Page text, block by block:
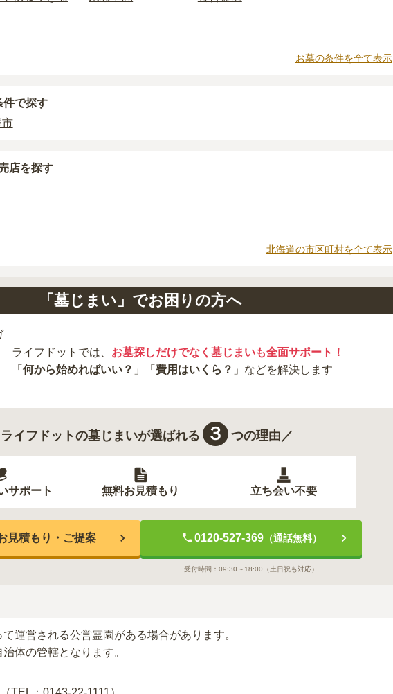
は、資料請求でも各霊園の詳しい料金案内を取り寄せることができます。
ページをご確認いただくか、資料請求よりお問い合わせください。
お墓の条件を全て表示
件で探す
店を探す
北海道の市区町村を全て表示
「墓じまい」でお困りの方へ
ライフドットでは、 お墓探しだけでなく墓じまいも全面サポート！
「 何から始めればいい？ 」「 費用はいくら？ 」などを解決します
イフドットの墓じまいが選ばれる ３ つの理由／
サポート 無料お見積もり 立ち会い不要
見積もり・ご提案 0120-527-369（通話無料）
受付時間： 09:30～18:00 （土日祝も対応）
運営される公営霊園がある場合があります。
体の管轄となります。